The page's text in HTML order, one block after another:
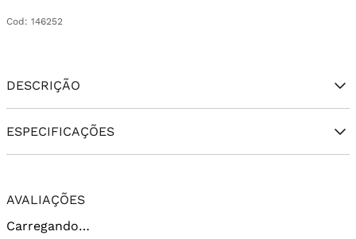
Cod : 146252
DESCRIÇÃO
ESPECIFICAÇÕES
AVALIAÇÕES
Carregando…